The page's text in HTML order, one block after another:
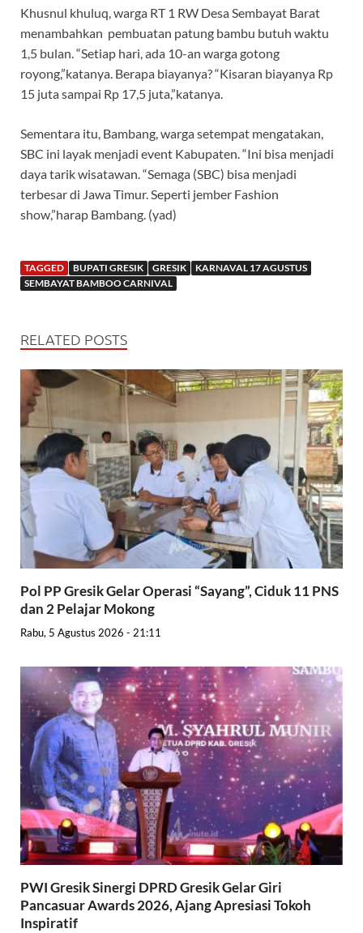
Khusnul khuluq, warga RT 1 RW Desa Sembayat Barat
menambahkan pembuatan patung bambu butuh waktu
1,5 bulan. “Setiap hari, ada 10-an warga gotong
royong,”katanya. Berapa biayanya? “Kisaran biayanya Rp
15 juta sampai Rp 17,5 juta,”katanya.
Sementara itu, Bambang, warga setempat mengatakan,
SBC ini layak menjadi event Kabupaten. “Ini bisa menjadi
daya tarik wisatawan. “Semaga (SBC) bisa menjadi
terbesar di Jawa Timur. Seperti jember Fashion
show,”harap Bambang. (yad)
TAGGED BUPATI GRESIK GRESIK
KARNAVAL 17 AGUSTUS
SEMBAYAT BAMBOO CARNIVAL
RELATED POSTS
Pol PP Gresik Gelar Operasi “Sayang”, Ciduk 11 PNS
dan 2 Pelajar Mokong
Rabu, 5 Agustus 2026 - 21:11
PWI Gresik Sinergi DPRD Gresik Gelar Giri
Pancasuar Awards 2026, Ajang Apresiasi Tokoh
Inspiratif